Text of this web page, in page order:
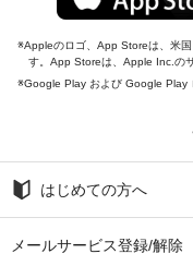
Appleのロゴ、App Storeは、米
す。App Storeは、Apple Inc.の
Google Play および Google Play
はじめての方へ
メールサービス登録/解除